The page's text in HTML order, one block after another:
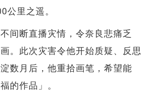
公里之遥。
间断直播灾情，令奈良悲痛乏
。此次灾害令他开始质疑、反思
数月后，他重拾画笔，希望能
的作品」。